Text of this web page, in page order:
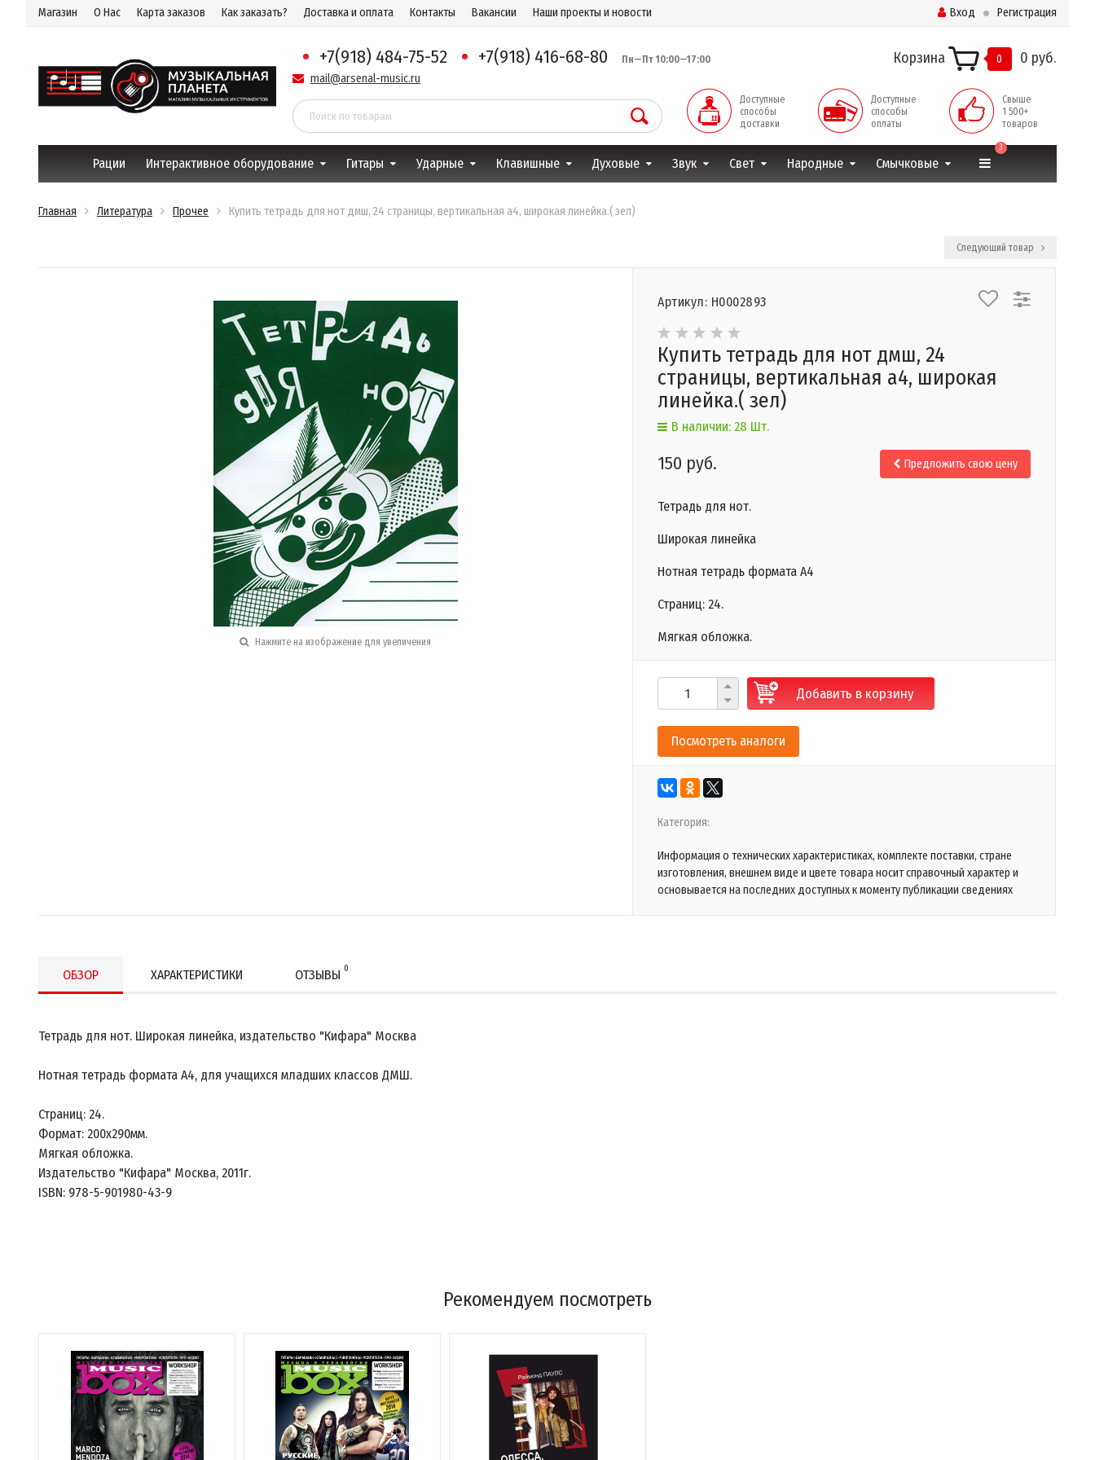
Магазин О Нас Карта заказов Как заказать? Доставка и оплата Контакты Вакансии Наши проекты и новости Вход Регистрация
+7(918) 484-75-52 +7(918) 416-68-80 Пн—Пт 10:00—17:00
mail@arsenal-music.ru
Корзина 0 0 руб.
Доступные
способы
доставки
Доступные
способы
оплаты
Свыше
1 500+
товаров
Рации Интерактивное оборудование Гитары Ударные Клавишные Духовые Звук Свет Народные Смычковые
3
Главная Литература Прочее Купить тетрадь для нот дмш, 24 страницы, вертикальная а4, широкая линейка.( зел)
Следующий товар
Нажмите на изображение для увеличения
Артикул: Н0002893
Купить тетрадь для нот дмш, 24
страницы, вертикальная а4, широкая
линейка.( зел)
В наличии: 28 Шт.
150 руб. Предложить свою цену
Тетрадь для нот.
Широкая линейка
Нотная тетрадь формата A4
Страниц: 24.
Мягкая обложка.
Добавить в корзину
Посмотреть аналоги
Категория:
Информация о технических характеристиках, комплекте поставки, стране
изготовления, внешнем виде и цвете товара носит справочный характер и
основывается на последних доступных к моменту публикации сведениях
ОБЗОР ХАРАКТЕРИСТИКИ ОТЗЫВЫ 0
Тетрадь для нот. Широкая линейка, издательство "Кифара" Москва
Нотная тетрадь формата A4, для учащихся младших классов ДМШ.
Страниц: 24.
Формат: 200х290мм.
Мягкая обложка.
Издательство "Кифара" Москва, 2011г.
ISBN: 978-5-901980-43-9
Рекомендуем посмотреть